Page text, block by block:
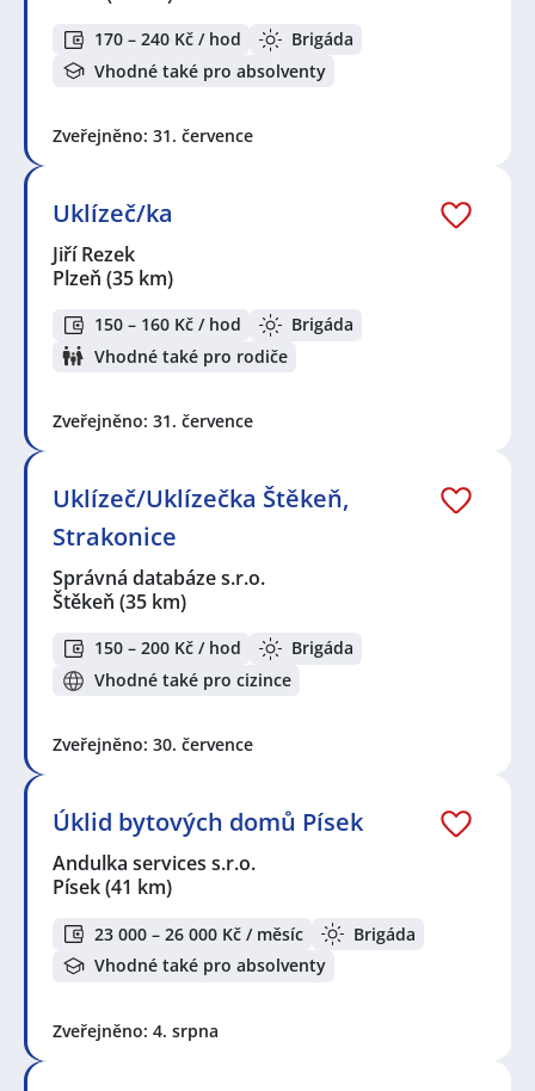
170 – 240 Kč / hod
Brigáda
Vhodné také pro absolventy
Zveřejněno: 31. července
Uklízeč/ka
Jiří Rezek
Plzeň (35 km)
150 – 160 Kč / hod
Brigáda
Vhodné také pro rodiče
Zveřejněno: 31. července
Uklízeč/Uklízečka Štěkeň,
Strakonice
Správná databáze s.r.o.
Štěkeň (35 km)
150 – 200 Kč / hod
Brigáda
Vhodné také pro cizince
Zveřejněno: 30. července
Úklid bytových domů Písek
Andulka services s.r.o.
Písek(41 km)
23 000 – 26 000 Kč / měsíc
Brigáda
Vhodné také pro absolventy
Zveřejněno: 4. srpna